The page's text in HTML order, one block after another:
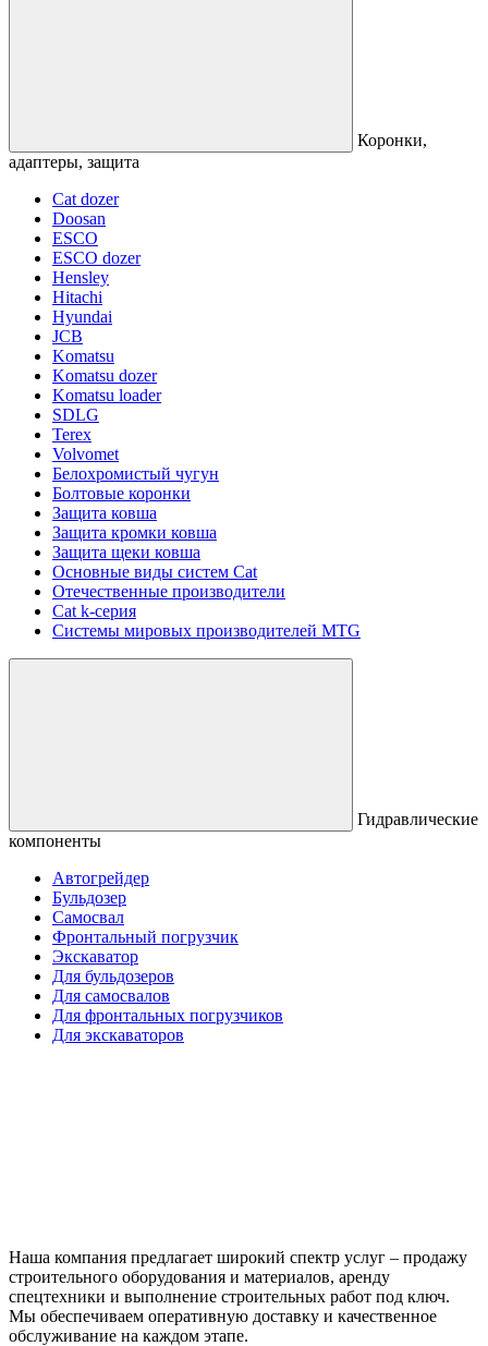
Коронки,
адаптеры, защита
Cat dozer
Doosan
ESCO
ESCO dozer
Hensley
Hitachi
Hyundai
JCB
Komatsu
Komatsu dozer
Komatsu loader
SDLG
Terex
Volvomet
Белохромистый чугун
Болтовые коронки
Защита ковша
Защита кромки ковша
Защита щеки ковша
Основные виды систем Cat
Отечественные производители
Сat k-серия
Системы мировых производителей MTG
Гидравлические
компоненты
Автогрейдер
Бульдозер
Самосвал
Фронтальный погрузчик
Экскаватор
Для бульдозеров
Для самосвалов
Для фронтальных погрузчиков
Для экскаваторов
Наша компания предлагает широкий спектр услуг – продажу
строительного оборудования и материалов, аренду
спецтехники и выполнение строительных работ под ключ.
Мы обеспечиваем оперативную доставку и качественное
обслуживание на каждом этапе.